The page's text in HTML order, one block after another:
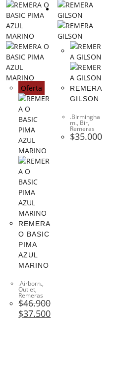
Oferta
REMERA
O BASIC
PIMA
AZUL
MARINO
.Airborn.,
Outlet,
Remeras
$46.900
$37.500
REMERA
GILSON
.Birmingha
m., Bir,
Remeras
$35.000